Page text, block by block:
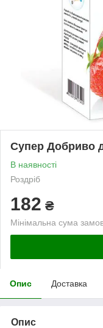
Супер Добриво
В наявності
Роздріб
182 ₴
Мінімальна сума
Опис Доставка
Опис